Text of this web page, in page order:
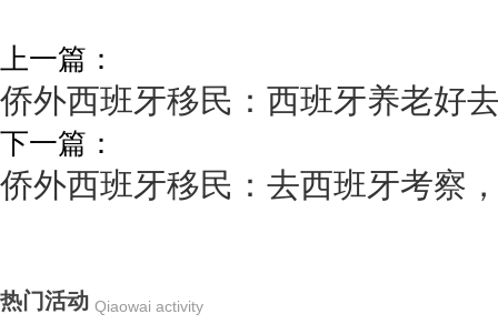
上一篇：
侨外西班牙移民：西班牙养老好
下一篇：
侨外西班牙移民：去西班牙考察
热门活动 Qiaowai activity